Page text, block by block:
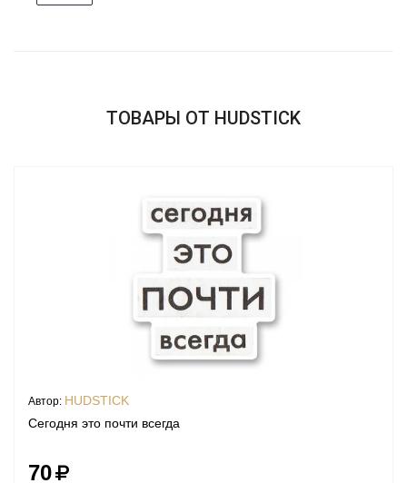
ТОВАРЫ ОТ HUDSTICK
Автор: HUDSTICK
Сегодня это почти всегда
70